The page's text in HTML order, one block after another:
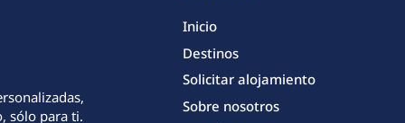
sólo para ti.
Inicio
Destinos
Solicitar alojamiento
Sobre nosotros